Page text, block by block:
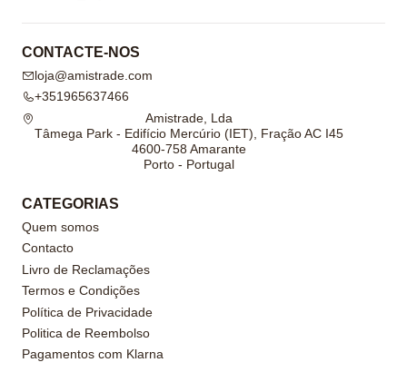
CONTACTE-NOS
loja@amistrade.com
+351965637466
Amistrade, Lda
Tâmega Park - Edifício Mercúrio (IET), Fração AC I45
4600-758 Amarante
Porto - Portugal
CATEGORIAS
Quem somos
Contacto
Livro de Reclamações
Termos e Condições
Política de Privacidade
Politica de Reembolso
Pagamentos com Klarna